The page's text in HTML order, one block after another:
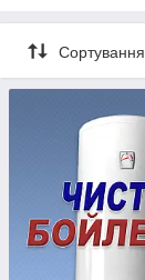
часу. Якщо вам
наші фахівці,
якому випадку
мінімальних
Якщо ваш
ви чуєте
потрібно
часто
Часто це
інший час. Це
холодна вода
Сортування